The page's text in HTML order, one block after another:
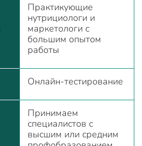
Практикующие
нутрициологи и
маркетологи с
большим опытом
работы
Онлайн-тестирование
Принимаем
специалистов с
высшим или средним